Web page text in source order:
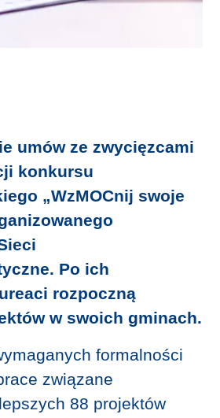
Edycja II – 2020
Edycja I – 2019
Mapa projektów
umów ze zwycięzcami
konkursu
„WzMOCnij swoje
Po ich
rozpoczną
w swoich gminach.
formalności
związane
88 projektów